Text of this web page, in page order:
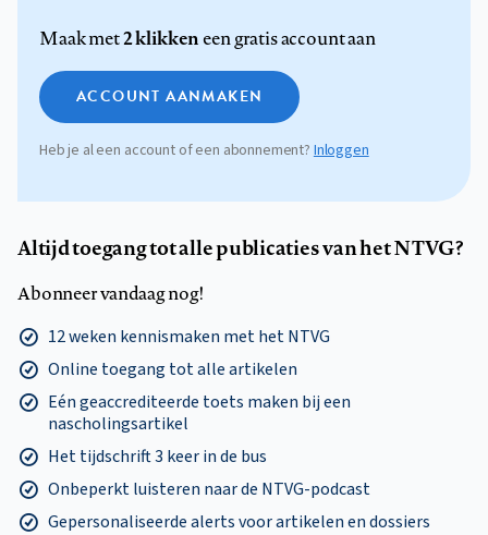
Maak met2 klikkeneen gratis account aan
ACCOUNT AANMAKEN
Heb je al een account of een abonnement? Inloggen
Altijd toegang tot alle publicaties van het NTVG?
Abonneer vandaag nog!
12 weken kennismaken met het NTVG
Online toegang tot alle artikelen
Eén geaccrediteerde toets maken bij een
nascholingsartikel
Het tijdschrift 3 keer in de bus
Onbeperkt luisteren naar de NTVG-podcast
Gepersonaliseerde alerts voor artikelen en dossiers